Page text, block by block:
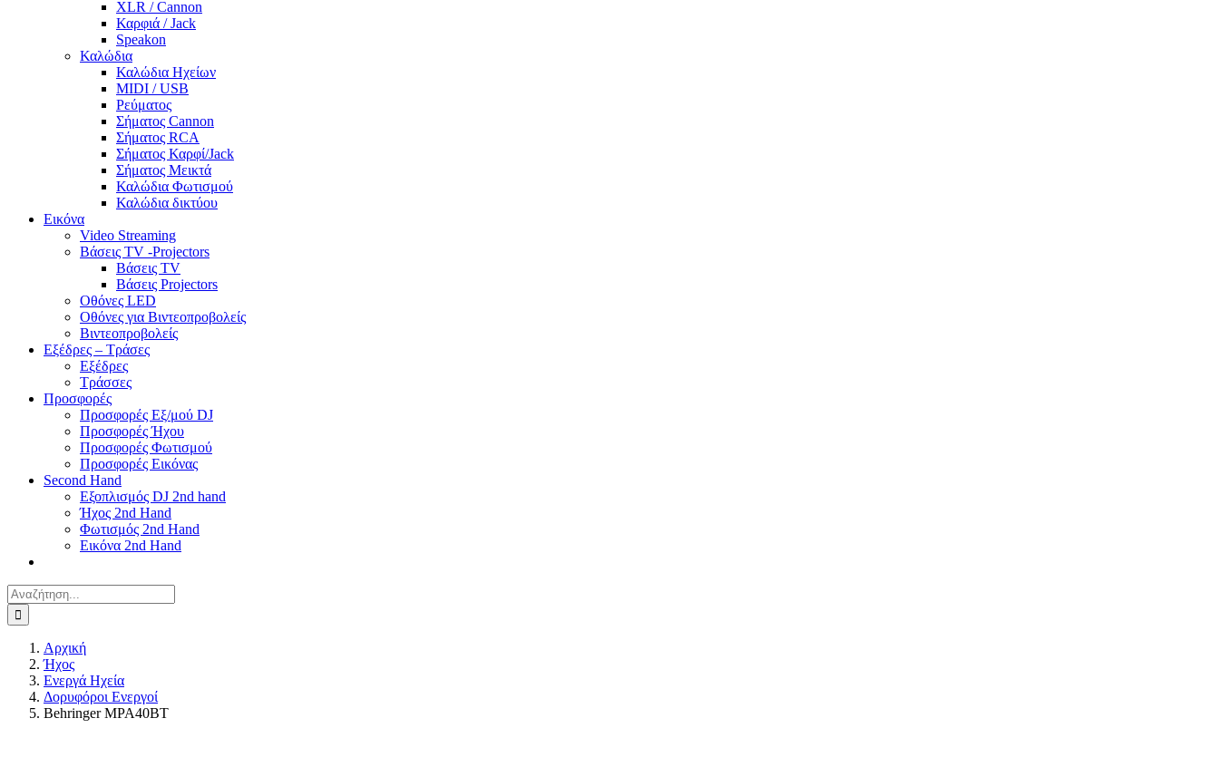
XLR / Cannon
Καρφιά / Jack
Speakon
Καλώδια
Καλώδια Ηχείων
MIDI / USB
Ρεύματος
Σήματος Cannon
Σήματος RCA
Σήματος Καρφί/Jack
Σήματος Μεικτά
Καλώδια Φωτισμού
Καλώδια δικτύου
Εικόνα
Video Streaming
Βάσεις TV -Projectors
Βάσεις TV
Βάσεις Projectors
Οθόνες LED
Οθόνες για Βιντεοπροβολείς
Βιντεοπροβολείς
Εξέδρες – Τράσες
Εξέδρες
Τράσσες
Προσφορές
Προσφορές Εξ/μού DJ
Προσφορές Ήχου
Προσφορές Φωτισμού
Προσφορές Εικόνας
Second Hand
Εξοπλισμός DJ 2nd hand
Ήχος 2nd Hand
Φωτισμός 2nd Hand
Εικόνα 2nd Hand
Αναζήτηση
για:
Αρχική
Ήχος
Ενεργά Ηχεία
Δορυφόροι Ενεργοί
Behringer MPA40BT